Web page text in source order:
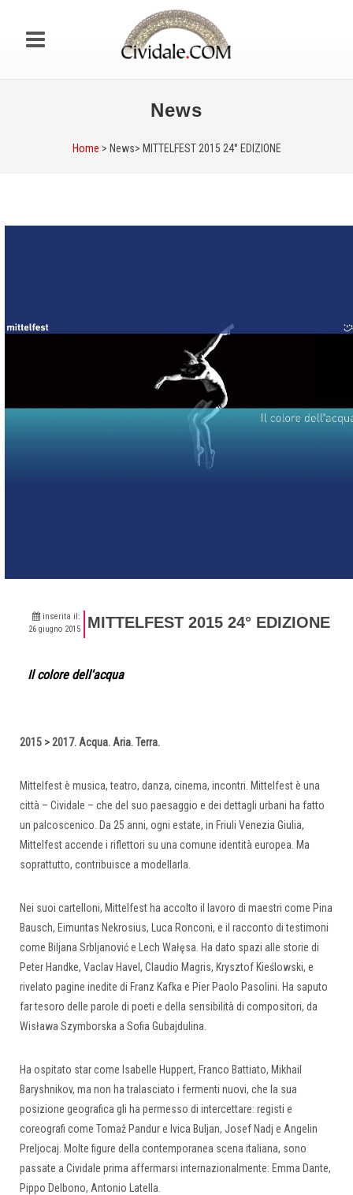
News
Home > News> MITTELFEST 2015 24° EDIZIONE
inserita il:
26 giugno 2015
MITTELFEST 2015 24° EDIZIONE
Il colore dell'acqua
2015 > 2017. Acqua. Aria. Terra.
Mittelfest è musica, teatro, danza, cinema, incontri. Mittelfest è una
città – Cividale – che del suo paesaggio e dei dettagli urbani ha fatto
un palcoscenico. Da 25 anni, ogni estate, in Friuli Venezia Giulia,
Mittelfest accende i riflettori su una comune identità europea. Ma
soprattutto, contribuisce a modellarla.
Nei suoi cartelloni, Mittelfest ha accolto il lavoro di maestri come Pina
Bausch, Eimuntas Nekrosius, Luca Ronconi, e il racconto di testimoni
come Biljana Srbljanović e Lech Wałęsa. Ha dato spazi alle storie di
Peter Handke, Vaclav Havel, Claudio Magris, Krysztof Kieślowski, e
rivelato pagine inedite di Franz Kafka e Pier Paolo Pasolini. Ha saputo
far tesoro delle parole di poeti e della sensibilità di compositori, da
Wisława Szymborska a Sofia Gubajdulina.
Ha ospitato star come Isabelle Huppert, Franco Battiato, Mikhail
Baryshnikov, ma non ha tralasciato i fermenti nuovi, che la sua
posizione geografica gli ha permesso di intercettare: registi e
coreografi come Tomaž Pandur e Ivica Buljan, Josef Nadj e Angelin
Preljocaj. Molte figure della contemporanea scena italiana, sono
passate a Cividale prima affermarsi internazionalmente: Emma Dante,
Pippo Delbono, Antonio Latella.